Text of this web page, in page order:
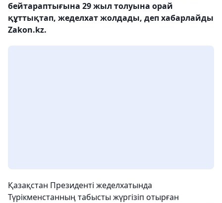
бейтараптығына 29 жыл толуына орай
құттықтап, жеделхат жолдады, деп хабарлайды
Zakon.kz.
Қазақстан Президенті жеделхатында
Түрікменстанның табысты жүргізіп отырған